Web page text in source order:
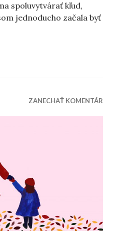
spoluvytvárať kľud,
jednoducho začala byť
peknom v materstve“
ZANECHAŤ KOMENTÁR